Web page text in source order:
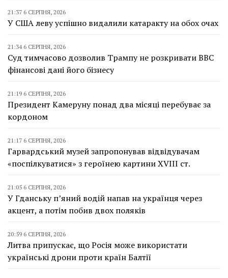
21:37 6 СЕРПНЯ, 2026
У США леву успішно видалили катаракту на обох очах
21:34 6 СЕРПНЯ, 2026
Суд тимчасово дозволив Трампу не розкривати BBC
фінансові дані його бізнесу
21:19 6 СЕРПНЯ, 2026
Президент Камеруну понад два місяці перебуває за
кордоном
21:17 6 СЕРПНЯ, 2026
Гарвардський музей запропонував відвідувачам
«поспілкуватися» з героїнею картини XVIII ст.
21:05 6 СЕРПНЯ, 2026
У Гданську п’яний водій напав на українця через
акцент, а потім побив двох поляків
20:59 6 СЕРПНЯ, 2026
Литва припускає, що Росія може використати
українські дрони проти країн Балтії